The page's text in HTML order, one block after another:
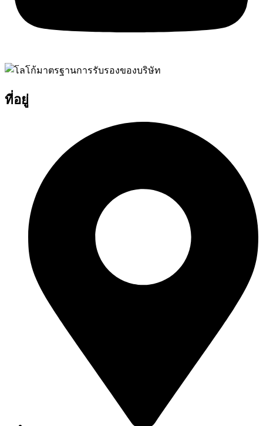
ที่อยู่